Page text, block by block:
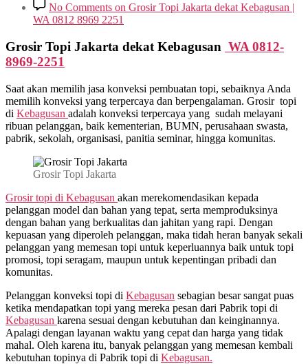
No Comments on Grosir Topi Jakarta dekat Kebagusan |
WA 0812 8969 2251
Grosir Topi Jakarta dekat Kebagusan WA 0812-
8969-2251
Saat akan memilih jasa konveksi pembuatan topi, sebaiknya Anda
memilih konveksi yang terpercaya dan berpengalaman. Grosir topi
di Kebagusan adalah konveksi terpercaya yang sudah melayani
ribuan pelanggan, baik kementerian, BUMN, perusahaan swasta,
pabrik, sekolah, organisasi, panitia seminar, hingga komunitas.
Grosir Topi Jakarta
Grosir topi di Kebagusan akan merekomendasikan kepada
pelanggan model dan bahan yang tepat, serta memproduksinya
dengan bahan yang berkualitas dan jahitan yang rapi. Dengan
kepuasan yang diperoleh pelanggan, maka tidah heran banyak sekali
pelanggan yang memesan topi untuk keperluannya baik untuk topi
promosi, topi seragam, maupun untuk kepentingan pribadi dan
komunitas.
Pelanggan konveksi topi di Kebagusan sebagian besar sangat puas
ketika mendapatkan topi yang mereka pesan dari Pabrik topi di
Kebagusan karena sesuai dengan kebutuhan dan keinginannya.
Apalagi dengan layanan waktu yang cepat dan harga yang tidak
mahal. Oleh karena itu, banyak pelanggan yang memesan kembali
kebutuhan topinya di Pabrik topi di Kebagusan.